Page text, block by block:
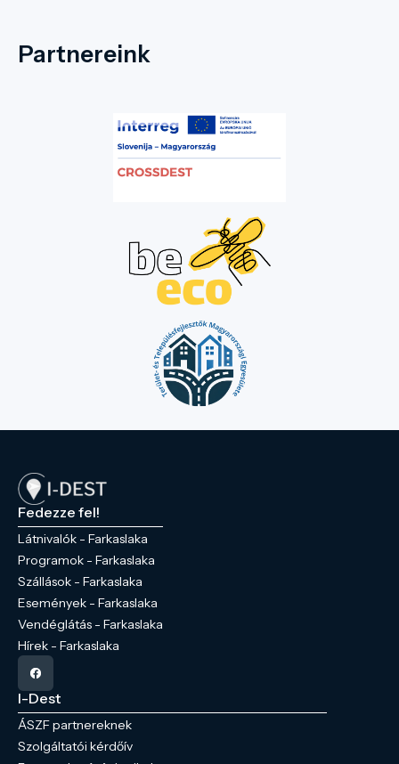
Partnereink
Fedezze fel!
Látnivalók - Farkaslaka
Programok - Farkaslaka
Szállások - Farkaslaka
Események - Farkaslaka
Vendéglátás - Farkaslaka
Hírek - Farkaslaka
I-Dest
ÁSZF partnereknek
Szolgáltatói kérdőív